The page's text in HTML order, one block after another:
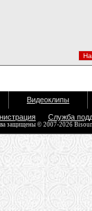
Видеоклипы
Служба
защищены © 2007-2026